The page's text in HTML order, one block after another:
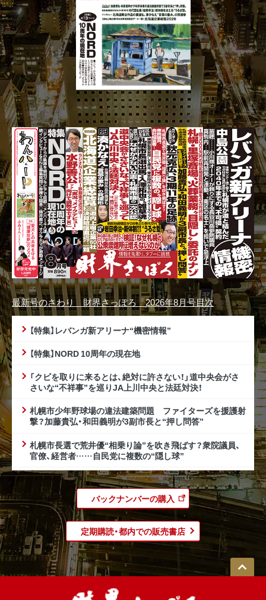
最新号のさわり 財界さっぽろ 2026年8月号目次
【特集】レバンガ新アリーナ“機密情報”
【特集】NORD 10周年の現在地
「クビを取りに来るとは、絶対に許さない！」道中央会がさ
さいな“不祥事”を巡りJA上川中央と法廷対決！
札幌市少年野球場の違法建築問題 ファイターズを援護射
撃？加藤貴弘・和田義明が3副市長と“押し問答”
札幌市長選で荒井優“相乗り論”を吹き飛ばす？衆院議員、
官僚、経営者……自民党に複数の“隠し球”
バックナンバーの購入
定期購読・都内での販売書店